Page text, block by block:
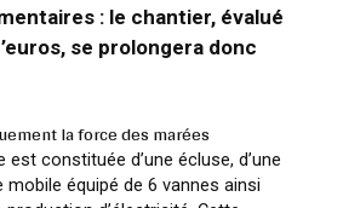
: le chantier, évalué
se prolongera donc
la force des marées
est constituée d’une écluse, d’une
mobile équipé de 6 vannes ainsi